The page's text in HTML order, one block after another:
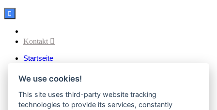

Kontakt 
Startseite
Verein
Vereinsvorstand
Vereinssatzung
Vereinsgeschichte
We use cookies!
This site uses third-party website tracking
technologies to provide its services, constantly